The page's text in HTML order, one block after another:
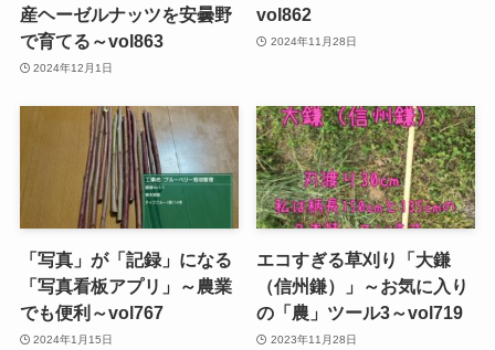
産ヘーゼルナッツを安曇野
で育てる～vol863
2024年12月1日
vol862
2024年11月28日
「写真」が「記録」になる
「写真看板アプリ」～農業
でも便利～vol767
2024年1月15日
エコすぎる草刈り「大鎌
（信州鎌）」～お気に入り
の「農」ツール3～vol719
2023年11月28日